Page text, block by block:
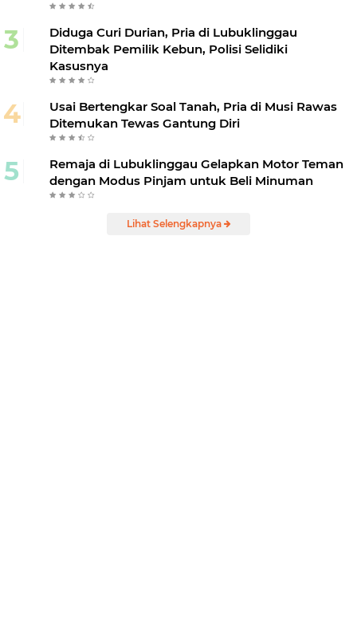
Diduga Curi Durian, Pria di Lubuklinggau
Ditembak Pemilik Kebun, Polisi Selidiki
Kasusnya
Usai Bertengkar Soal Tanah, Pria di Musi Rawas
Ditemukan Tewas Gantung Diri
Remaja di Lubuklinggau Gelapkan Motor Teman
dengan Modus Pinjam untuk Beli Minuman
Lihat Selengkapnya